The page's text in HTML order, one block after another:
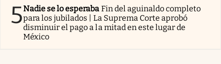
5Nadie se lo esperaba Fin del aguinaldo completo
para los jubilados | La Suprema Corte aprobó
disminuir el pago a la mitad en este lugar de
México